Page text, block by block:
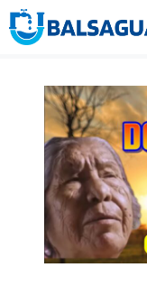
Saltar
al